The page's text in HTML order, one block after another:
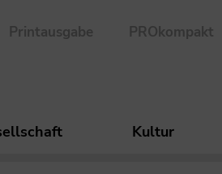
Printausgabe PROkompakt
Kultur